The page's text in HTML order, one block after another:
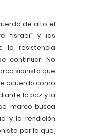
de alto el
“Israel” y las
la resistencia
continuar. No
sionista que
acuerdo como
la paz y la
marco busca
y la rendición
por lo que,